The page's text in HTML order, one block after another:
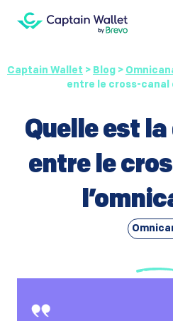
Captain Wallet > Blog >
entre le cross-canal
Quelle est
entre le